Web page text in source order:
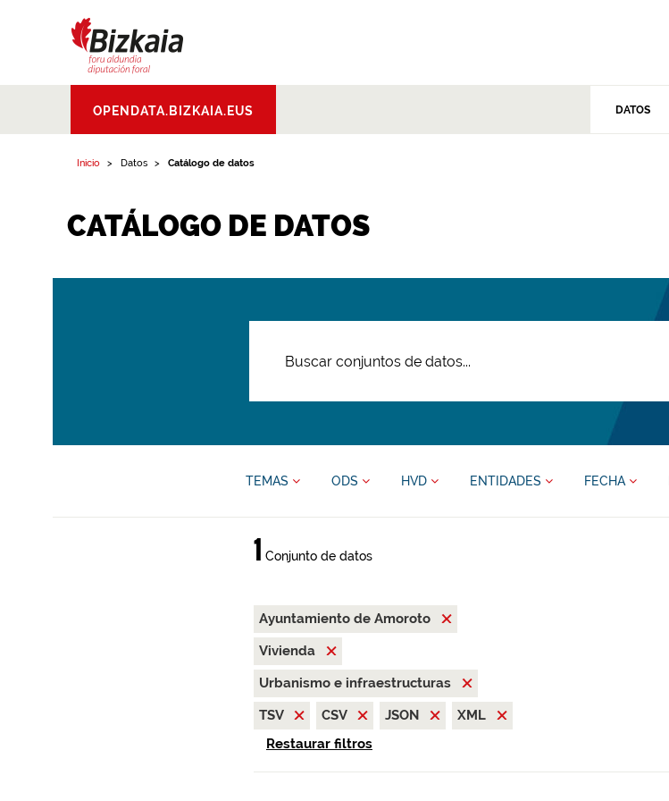
Aldundia.Diputacion
Foral de Bizkaia
OPENDATA.BIZKAIA.EUS DATOS
Inicio Datos Catálogo de datos
CATÁLOGO DE DATOS
TEMAS ODS HVD ENTIDADES FECHA
1 Conjunto de datos
Ayuntamiento de Amoroto
Vivienda
Urbanismo e infraestructuras
TSV
CSV JSON
XML
Restaurar filtros